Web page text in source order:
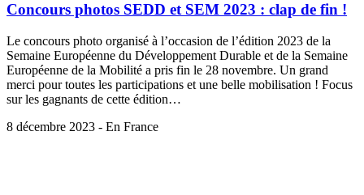
Concours photos SEDD et SEM 2023 : clap de fin !
Le concours photo organisé à l’occasion de l’édition 2023 de la
Semaine Européenne du Développement Durable et de la Semaine
Européenne de la Mobilité a pris fin le 28 novembre. Un grand
merci pour toutes les participations et une belle mobilisation ! Focus
sur les gagnants de cette édition…
8 décembre 2023 - En France